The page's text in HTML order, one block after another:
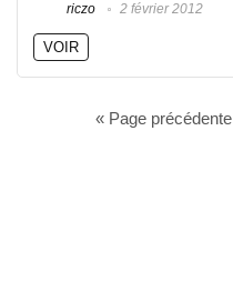
riczo 2 février 2012
VOIR
« Page précédente